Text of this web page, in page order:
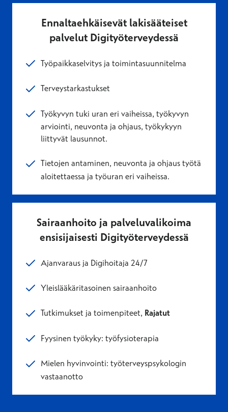
Ennaltaehkäisevät lakisääteiset
palvelut Digityöterveydessä
Työpaikkaselvitys ja toimintasuunnitelma
Terveystarkastukset
Työkyvyn tuki uran eri vaiheissa, työkyvyn
arviointi, neuvonta ja ohjaus, työkykyyn
liittyvät lausunnot.
Tietojen antaminen, neuvonta ja ohjaus työtä
aloitettaessa ja työuran eri vaiheissa.
Sairaanhoito ja palveluvalikoima
ensisijaisesti Digityöterveydessä
Ajanvaraus ja Digihoitaja 24/7
Yleislääkäritasoinen sairaanhoito
Tutkimukset ja toimenpiteet, Rajatut
Fyysinen työkyky: työfysioterapia
Mielen hyvinvointi: työterveyspsykologin
vastaanotto